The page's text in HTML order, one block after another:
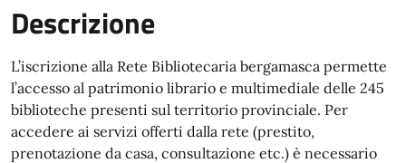
Descrizione
L’iscrizione alla Rete Bibliotecaria bergamasca permette
l’accesso al patrimonio librario e multimediale delle 245
biblioteche presenti sul territorio provinciale. Per
accedere ai servizi offerti dalla rete (prestito,
prenotazione da casa, consultazione etc.) è necessario